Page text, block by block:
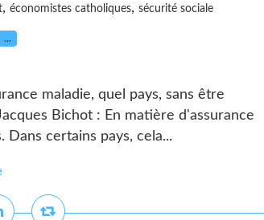
, économistes catholiques, sécurité sociale
…
maladie, quel pays, sans être
Bichot : En matière d'assurance
Dans certains pays, cela...